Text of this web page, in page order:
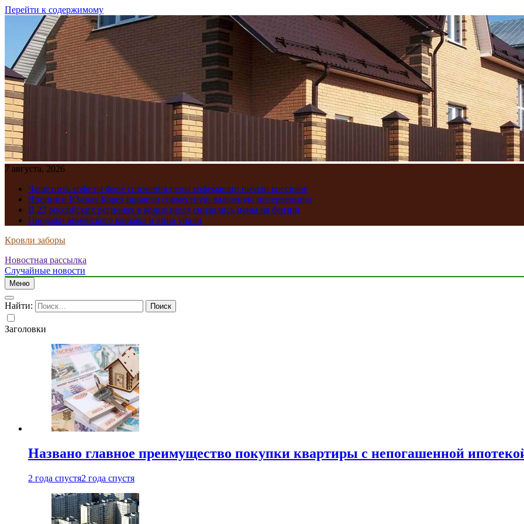
Перейти к содержимому
7 августа, 2026
Чаще пить кофе на фоне снижения цены кофемашин начали россияне
Япония и Южная Корея провели совместную валютную интервенцию
В 23 российских регионах в конце июля снизились цены на бензин
Продажи армянского коньяка и вина упали
Кровли заборы
Новостная рассылка
Случайные новости
Меню
Найти:
Заголовки
Названо главное преимущество покупки квартиры с непогашенной
2 года спустя2 года спустя